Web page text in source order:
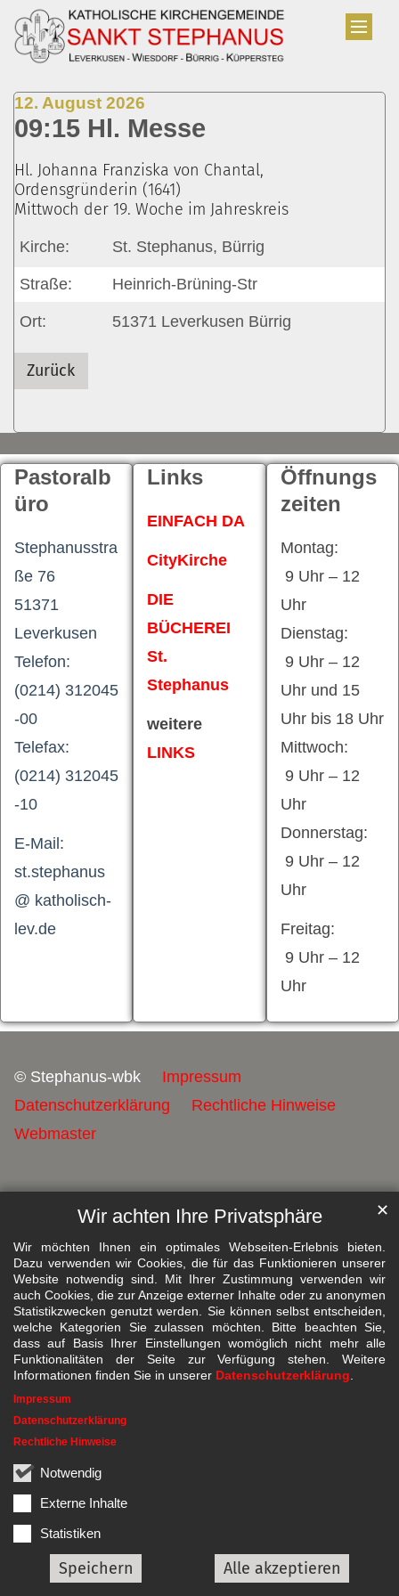
Wir achten Ihre Privatsphäre
Wir möchten Ihnen ein optimales Webseiten-Erlebnis bieten.
Dazu verwenden wir Cookies, die für das Funktionieren unserer
Website notwendig sind. Mit Ihrer Zustimmung verwenden wir
auch Cookies, die zur Anzeige externer Inhalte oder zu anonymen
Statistikzwecken genutzt werden. Sie können selbst entscheiden,
welche Kategorien Sie zulassen möchten. Bitte beachten Sie,
dass auf Basis Ihrer Einstellungen womöglich nicht mehr alle
Funktionalitäten der Seite zur Verfügung stehen. Weitere
Informationen finden Sie in unserer Datenschutzerklärung.
Notwendig
Externe Inhalte
Statistiken
Speichern Alle akzeptieren
✕
Impressum
Datenschutzerklärung
Rechtliche Hinweise
Zum Inhalt springen
12. August 2026
09:15 Hl. Messe
Hl. Johanna Franziska von Chantal,
Ordensgründerin (1641)
Mittwoch der 19. Woche im Jahreskreis
Kirche: St. Stephanus, Bürrig
Straße: Heinrich-Brüning-Str
Ort: 51371 Leverkusen Bürrig
Zurück
Pastoralb
üro
Stephanusstra
ße 76
51371
Leverkusen
Telefon:
(0214) 312045
-00
Telefax:
(0214) 312045
-10
E-Mail:
st.stephanus
@ katholisch-
lev.de
Links
EINFACH DA
CityKirche
DIE
BÜCHEREI
St.
Stephanus
weitere
LINKS
Öffnungs
zeiten
Montag:
9 Uhr – 12
Uhr
Dienstag:
9 Uhr – 12
Uhr und 15
Uhr bis 18 Uhr
Mittwoch:
9 Uhr – 12
Uhr
Donnerstag:
9 Uhr – 12
Uhr
Freitag:
9 Uhr – 12
Uhr
© Stephanus-wbk
Impressum
Datenschutzerklärung
Rechtliche Hinweise
Webmaster